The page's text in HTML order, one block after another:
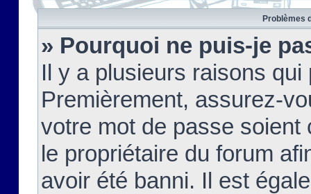
Problèmes
» Pourquoi ne puis-je
Il y a plusieurs raisons
Premièrement, assurez-
votre mot de passe soient
le propriétaire du forum
avoir été banni. Il est